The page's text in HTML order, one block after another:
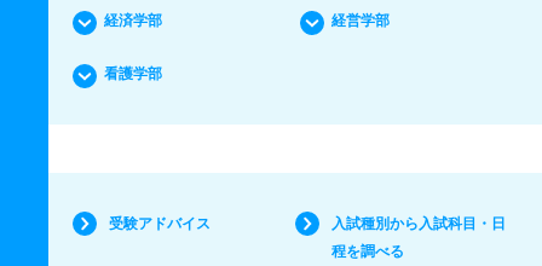
経済学部 経営学部
看護学部
受験アドバイス
入試種別から入試科目・日
程を調べる